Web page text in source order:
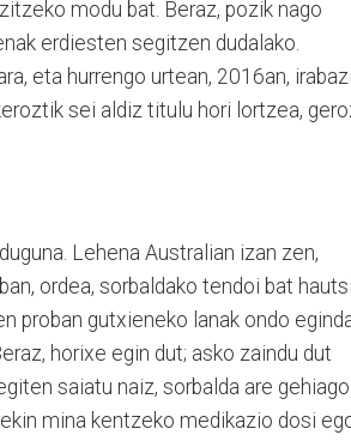
modu bat. Beraz, pozik nago
erdiesten segitzen dudalako.
eta hurrengo urtean, 2016an,
sei aldiz titulu hori lortzea,
Lehena Australian izan zen,
ordea, sorbaldako tendoi bat
proban gutxieneko lanak ondo
horixe egin dut; asko zaindu dut
saiatu naiz, sorbalda are gehiago
mina kentzeko medikazio dosi